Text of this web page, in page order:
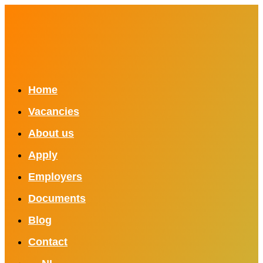
Home
Vacancies
About us
Apply
Employers
Documents
Blog
Contact